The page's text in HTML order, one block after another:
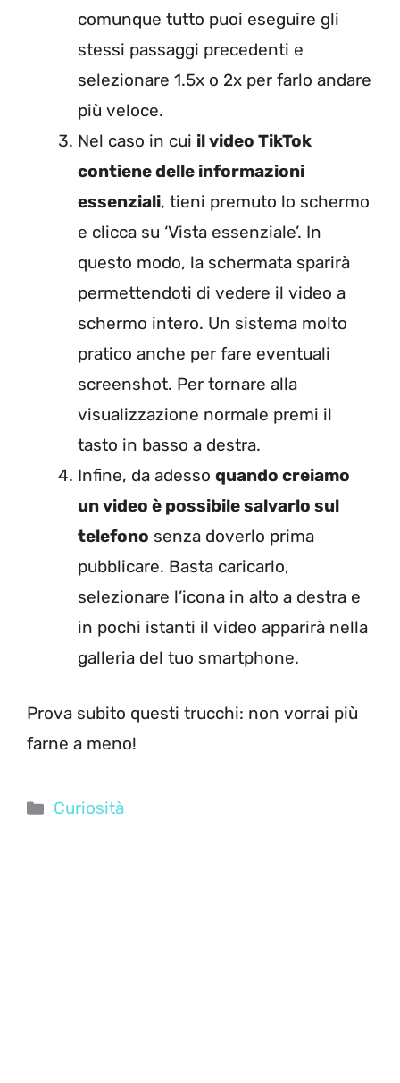
comunque tutto puoi eseguire gli
stessi passaggi precedenti e
selezionare 1.5x o 2x per farlo andare
più veloce.
Nel caso in cui il video TikTok
contiene delle informazioni
essenziali, tieni premuto lo schermo
e clicca su ‘Vista essenziale’. In
questo modo, la schermata sparirà
permettendoti di vedere il video a
schermo intero. Un sistema molto
pratico anche per fare eventuali
screenshot. Per tornare alla
visualizzazione normale premi il
tasto in basso a destra.
Infine, da adesso quando creiamo
un video è possibile salvarlo sul
telefono senza doverlo prima
pubblicare. Basta caricarlo,
selezionare l’icona in alto a destra e
in pochi istanti il video apparirà nella
galleria del tuo smartphone.
Prova subito questi trucchi: non vorrai più
farne a meno!
Categorie
Curiosità